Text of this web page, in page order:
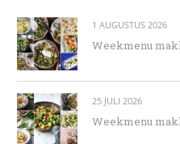
1 AUGUSTUS 2026
Weekmenu
25 JULI 2026
Weekmenu